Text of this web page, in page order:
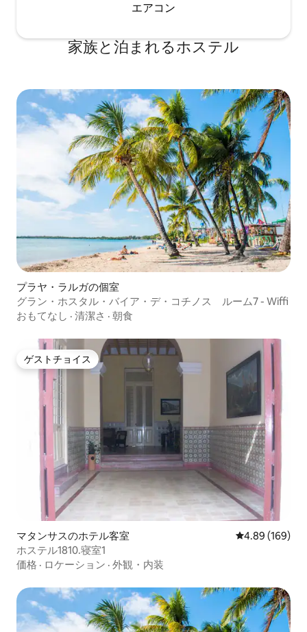
エアコン
家族と泊まれるホステル
プラヤ・ラルガの個室
グラン・ホスタル・バイア・デ・コチノス ルーム7 - Wiffi
おもてなし · 清潔さ · 朝食
ゲストチョイス
ゲストチョイス
マタンサスのホテル客室 レビュー169
4.89 (169)
ホステル1810.寝室1
価格 · ロケーション · 外観・内装